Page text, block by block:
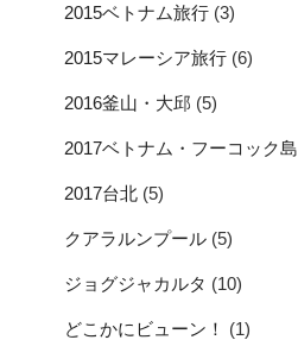
2015ベトナム旅行 (3)
2015マレーシア旅行 (6)
2016釜山・大邱 (5)
2017ベトナム・フーコック島
2017台北 (5)
クアラルンプール (5)
ジョグジャカルタ (10)
どこかにビューン！ (1)